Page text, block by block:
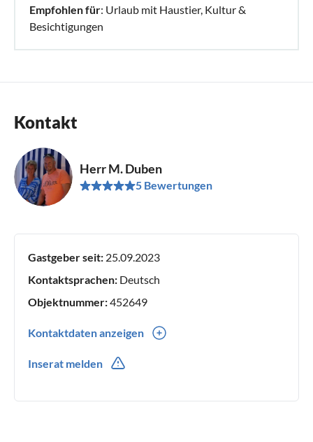
Empfohlen für: Urlaub mit Haustier, Kultur &
Besichtigungen
Kontakt
Herr M. Duben
5 Bewertungen
Gastgeber seit: 25.09.2023
Kontaktsprachen: Deutsch
Objektnummer:452649
Kontaktdaten anzeigen
Inserat melden